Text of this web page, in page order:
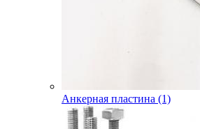
Анкерная пластина (1)